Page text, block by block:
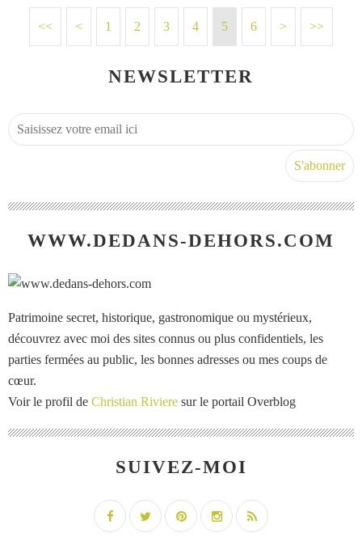
<< < 1 2 3 4 5 6 > >>
NEWSLETTER
WWW.DEDANS-DEHORS.COM
Patrimoine secret, historique, gastronomique ou mystérieux,
découvrez avec moi des sites connus ou plus confidentiels, les
parties fermées au public, les bonnes adresses ou mes coups de
cœur.
Voir le profil de Christian Riviere sur le portail Overblog
SUIVEZ-MOI